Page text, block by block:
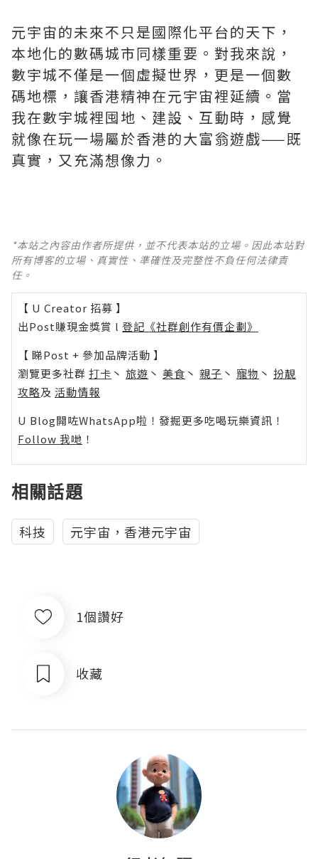
元宇宙的未來不只是國際化平台的天下，
本地化的數碼城市同樣重要。對我來說，
數宇城不僅是一個虛擬世界，更是一個數
碼地標，讓香港精神在元宇宙裡延續。當
我在數宇城裡囤地、建設、互動時，感覺
就像在玩一場屬於香港的大富翁遊戲——既
真實，又充滿想像力。
*本站之內容由作者所提供，並不代表本站的立場。因此本站對
所有博客的立場、真實性、準確性及完整性不負任何法律責
任。
【 U Creator 招募 】
出Post賺現金獎賞 l 登記《社群創作有價企劃》
【 睇Post + 參加品牌活動 】
瀏覽更多社群 打卡 丶 旅遊 丶 美食 丶 親子 丶 寵物 丶 扮靚
攻略及 活動情報
U Blog開咗WhatsApp啦！發掘更多吃喝玩樂資訊！
Follow 我哋 ！
相關話題
科技 元宇宙，香港元宇宙
1個讚好
收藏